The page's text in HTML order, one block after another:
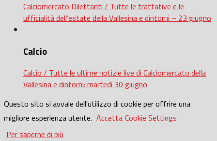
Calciomercato Dilettanti / Tutte le trattative e le
ufficialità dell’estate della Vallesina e dintorni – 23 giugno
Calcio
Calcio / Tutte le ultime notizie live di Calciomercato della
Vallesina e dintorni: martedì 30 giugno
Questo sito si avvale dell'utilizzo di cookie per offrire una
migliore esperienza utente. Accetta Cookie Settings
Per saperne di più